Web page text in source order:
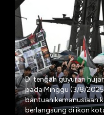
Di tengah guyuran
pada Minggu (3/8/
bantuan kemanusiaan
berlangsung di ikon